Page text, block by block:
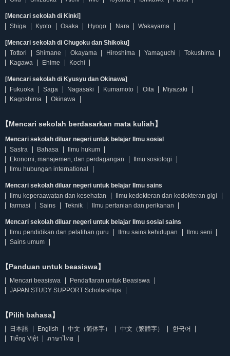
[Mencari sekolah di Kinki]
Shiga
Kyoto Osaka Hyogo Nara Wakayama
[Mencari sekolah di Chugoku dan Shikoku]
Tottori
Shimane Okayama Hiroshima Yamaguchi
Tokushima
Kagawa
Ehime Kochi
[Mencari sekolah di Kyusyu dan Okinawa]
Fukuoka
Saga Nagasaki Kumamoto Oita
Miyazaki
Kagoshima
Okinawa
【Mencari sekolah berdasarkan mata kuliah】
Mencari sekolah diluar negeri untuk belajar Ilmu sosial
Sastra
Bahasa
Ilmu hukum
Ekonomi, manajemen, dan perdagangan
Ilmu sosiologi
Ilmu hubungan international
Mencari sekolah diluar negeri untuk belajar Ilmu sains
Ilmu keperaawatan dan kesehatan
Ilmu kedokteran dan kedokteran gigi
farmasi
Sains Teknik Ilmu pertanian dan perikanan
Mencari sekolah diluar negeri untuk belajar Ilmu sosial sains
Ilmu pendidikan dan pelatihan guru
Ilmu sains kehidupan
Ilmu seni
Sains umum
【Panduan untuk beasiswa】
Mencari beasiswa
Pendaftaran untuk Beasiswa
JAPAN STUDY SUPPORT Scholarships
【Pilih bahasa】
日本語 English 中文（简体字） 中文（繁體字）
한국어
Tiếng Việt
ภาษาไทย